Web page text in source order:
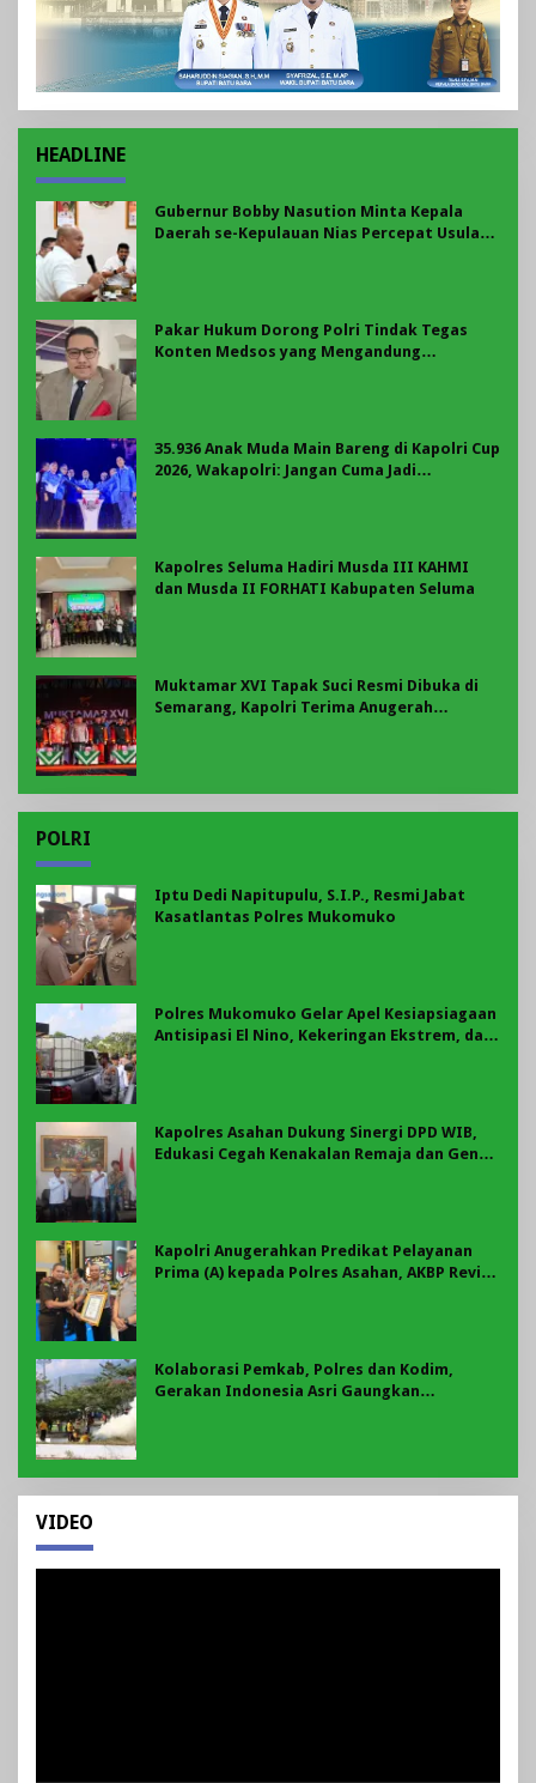
HEADLINE
Gubernur Bobby Nasution Minta Kepala
Daerah se-Kepulauan Nias Percepat Usulan
Pakar Hukum Dorong Polri Tindak Tegas
Konten Medsos yang Mengandung
35.936 Anak Muda Main Bareng di Kapolri Cup
2026, Wakapolri: Jangan Cuma Jadi
Kapolres Seluma Hadiri Musda III KAHMI
dan Musda II FORHATI Kabupaten Seluma
Muktamar XVI Tapak Suci Resmi Dibuka di
Semarang, Kapolri Terima Anugerah
POLRI
Iptu Dedi Napitupulu, S.I.P., Resmi Jabat
Kasatlantas Polres Mukomuko
Polres Mukomuko Gelar Apel Kesiapsiagaan
Antisipasi El Nino, Kekeringan Ekstrem, dan
Kapolres Asahan Dukung Sinergi DPD WIB,
Edukasi Cegah Kenakalan Remaja dan Geng
Kapolri Anugerahkan Predikat Pelayanan
Prima (A) kepada Polres Asahan, AKBP Revi
Kolaborasi Pemkab, Polres dan Kodim,
Gerakan Indonesia Asri Gaungkan
VIDEO